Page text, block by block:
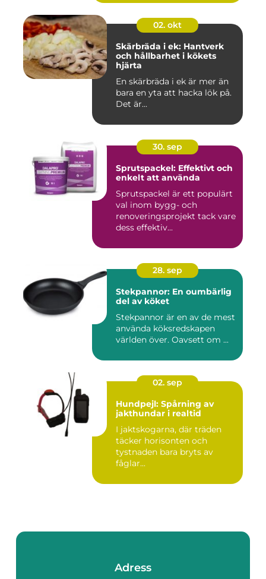
02. okt
Skärbräda i ek: Hantverk
och hållbarhet i kökets
hjärta
En skärbräda i ek är mer än
bara en yta att hacka lök på.
Det är...
30. sep
Sprutspackel: Effektivt och
enkelt att använda
Sprutspackel är ett populärt
val inom bygg- och
renoveringsprojekt tack vare
dess effektiv...
28. sep
Stekpannor: En oumbärlig
del av köket
Stekpannor är en av de mest
använda köksredskapen
världen över. Oavsett om ...
02. sep
Hundpejl: Spårning av
jakthundar i realtid
I jaktskogarna, där träden
täcker horisonten och
tystnaden bara bryts av
fåglar...
Adress